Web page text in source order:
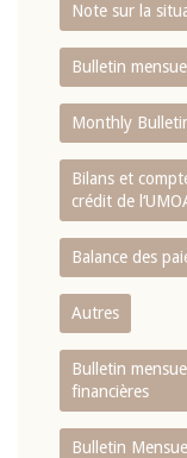
Note sur la
Bulletin
Monthly
Bilans et
crédit de
Balance des
Autres
Bulletin
financières
Bulletin